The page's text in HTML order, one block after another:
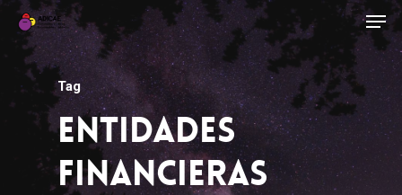
Tag
Entidades
Financieras